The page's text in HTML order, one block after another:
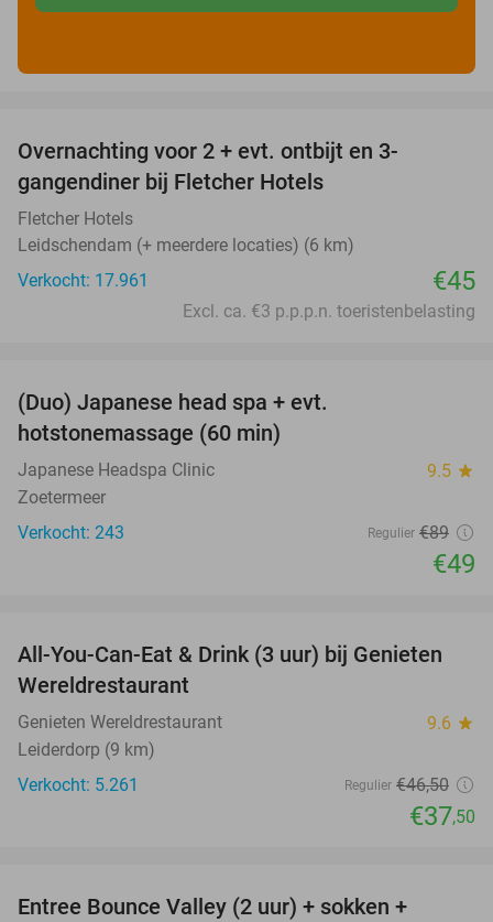
Overnachting voor 2 + evt. ontbijt en 3-
gangendiner bij Fletcher Hotels
Fletcher Hotels
Leidschendam (+ meerdere locaties) (6 km)
Verkocht: 17.961
€45
Excl. ca. €3 p.p.p.n. toeristenbelasting
(Duo) Japanese head spa + evt.
hotstonemassage (60 min)
Japanese Headspa Clinic 9.5 star
Zoetermeer
Verkocht: 243
Regulier €89
€49
19%
All-You-Can-Eat & Drink (3 uur) bij Genieten
Wereldrestaurant
Genieten Wereldrestaurant 9.6 star
Leiderdorp (9 km)
Verkocht: 5.261
Regulier €46,50
€37,50
Entree Bounce Valley (2 uur) + sokken +